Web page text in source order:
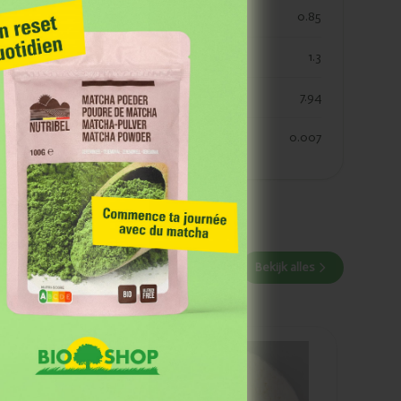
koolhydraaten suiker 0.85
vezels 1.3
eiwitten 7.94
zout 0.007
Bekijk alles
Ajouté
Marma Farine
à notre
événements et